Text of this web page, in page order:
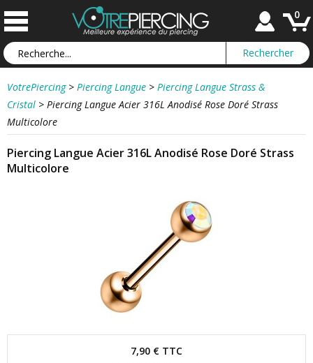
0
VotrePiercing > Piercing Langue > Piercing Langue Strass &
Cristal > Piercing Langue Acier 316L Anodisé Rose Doré Strass
Multicolore
Piercing Langue Acier 316L Anodisé Rose Doré Strass
Multicolore
7,90 € TTC